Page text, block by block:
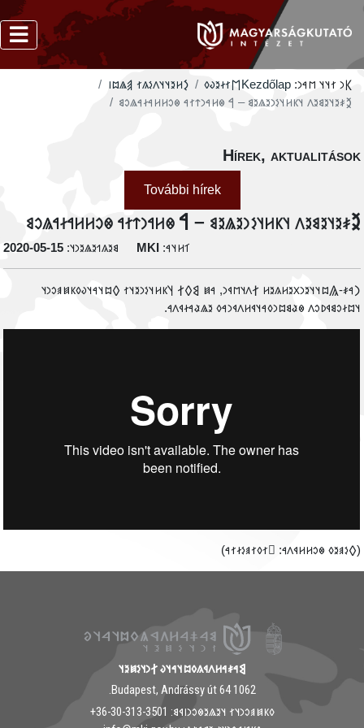
𐲞𐳙 𐳐𐳦𐳦 𐳮𐳀𐳙:
Kezdőlap
‮𐲮𐳐𐳇𐳉𐳜𐳓
‮𐲋𐳢𐳉𐳦𐳦𐳤𐳋𐳍𐳐 𐲠𐳖𐳪𐳥
‮𐲉𐳎𐳉𐳦𐳉𐳘𐳉𐳤 𐳦𐳞𐳢𐳦𐳋𐳙𐳉𐳖𐳉𐳘 – 𐲀 𐳌𐳢𐳀𐳙𐳄𐳐𐳀 𐳌𐳛𐳢𐳢𐳀𐳇𐳀𐳖𐳛𐳘
Hírek,
További hírek
‮𐲉𐳎𐳉𐳦𐳉𐳘𐳉𐳤 𐳦𐳞𐳢𐳦𐳋𐳙𐳉𐳖𐳉𐳘 – 𐲀 𐳌𐳢𐳀𐳙𐳄𐳐𐳀
𐳑𐳢𐳦𐳀:
MKI
𐳘𐳉𐳍𐳒𐳉𐳖𐳉𐳙𐳦:
‭2020-05-15
‮𐲙𐳀𐳎-𐲖𐳪𐳦𐳦𐳉𐳙𐳂𐳉𐳢𐳍𐳉𐳢 𐲐𐳤𐳦𐳮𐳁𐳙, 𐳀𐳯 𐲘𐲓𐲐 𐲦𐳞𐳢𐳦𐳋𐳙𐳉𐳦𐳐
𐳦𐳪𐳇𐳛𐳘𐳁𐳚𐳛𐳤 𐳌𐳟𐳘𐳪𐳙𐳓𐳀𐳦𐳁𐳢𐳤𐳁𐳙𐳀𐳓
‮(𐲓𐳋𐳠𐳉𐳓 𐳌𐳛𐳢𐳢𐳁𐳤𐳀:
𐲘𐳀𐳎𐳀𐳢𐳤𐳁𐳍𐳓𐳪𐳦𐳀𐳦𐳜 𐲐𐳙𐳦𐳋𐳯𐳉𐳦
1062 Budapest, Andrássy út 64.
𐳓𐳞𐳯𐳠𐳛𐳙𐳦𐳐 𐳦𐳉𐳖𐳉𐳌𐳛𐳙𐳥𐳁𐳘: ‭+36-30-313-3501